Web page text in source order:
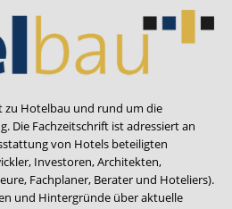
zu Hotelbau und rund um die
Die Fachzeitschrift ist adressiert an
von Hotels beteiligten
Investoren, Architekten,
Fachplaner, Berater und Hoteliers).
und Hintergründe über aktuelle